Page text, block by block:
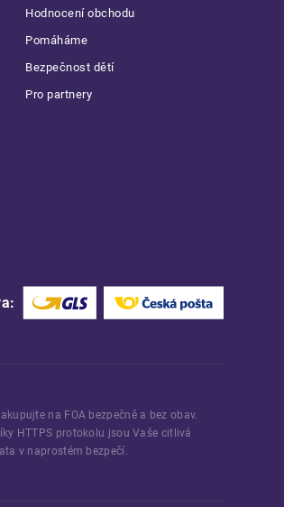
Hodnocení obchodu
Pomáháme
Bezpečnost dětí
Pro partnery
na FOA bezpečně a bez obav.
HTTPS protokolu jsou Vaše citlivá
v naprostém bezpečí.